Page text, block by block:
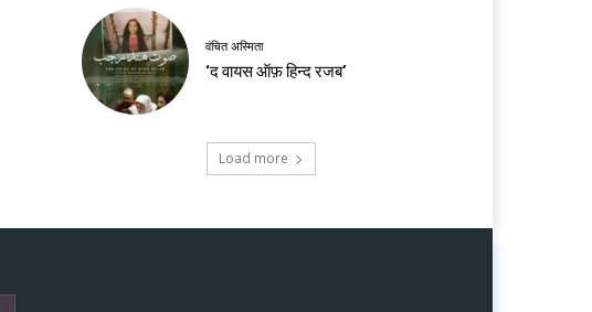
वंचित अस्मिता
‘द वायस ऑफ़ हिन्द रजब’
Load more